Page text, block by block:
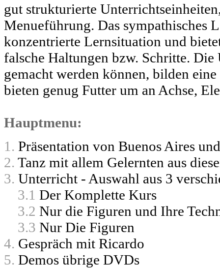
gut strukturierte
Menueführung. Das sympathisches
konzentrierte Lernsituation und
falsche Haltungen bzw. Schritte.
gemacht werden können, bilden
bieten genug Futter um an Achse,
Hauptmenu:
1. Präsentation von Buenos Aires
2. Tanz mit allem Gelernten aus
3. Unterricht - Auswahl aus 3
3.1 Der Komplette Kurs
3.2 Nur die Figuren und Ihre
3.3 Nur Die Figuren
4. Gespräch mit Ricardo
5. Demos übrige DVDs